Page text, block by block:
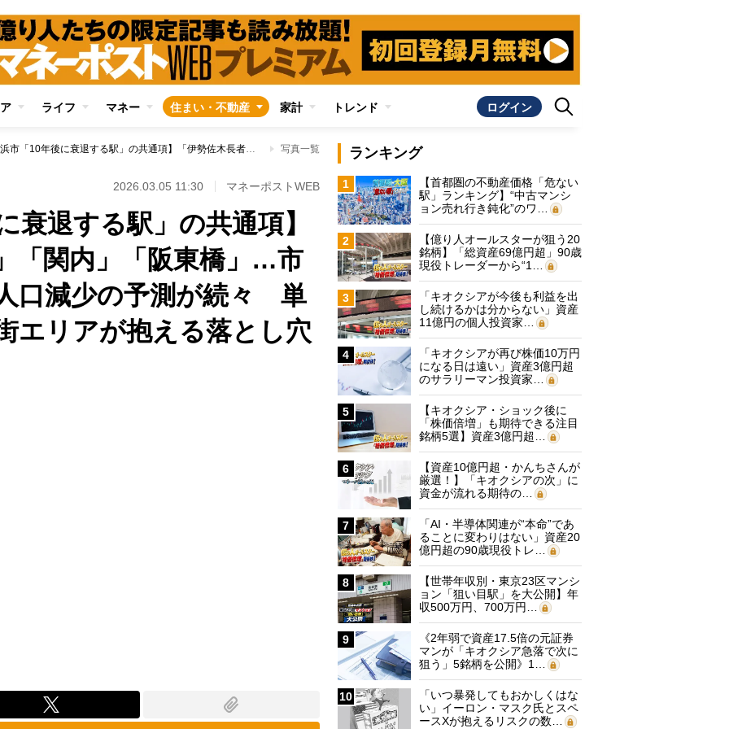
ライフ マネー 住まい・不動産 家計 トレンド ログイン
【横浜市「10年後に衰退する駅」の共通項】「伊勢佐木長者町」「関内」「阪東橋」…市内屈指の繁華街で人口減少の予測が続々 単身者に人気の繁華街エリアが抱える落とし穴 写真一覧
2026.03.05 11:30 マネーポストWEB
衰退する駅」の共通項】
「関内」「阪東橋」…市
口減少の予測が続々 単
エリアが抱える落とし穴
ランキング
1
【首都圏の不動産価格「危ない
駅」ランキング】“中古マンシ
ョン売れ行き鈍化”のワ…
2
【億り人オールスターが狙う20
銘柄】「総資産69億円超」90歳
現役トレーダーから“1…
3
「キオクシアが今後も利益を出
し続けるかは分からない」資産
11億円の個人投資家…
4
「キオクシアが再び株価10万円
になる日は遠い」資産3億円超
のサラリーマン投資家…
5
【キオクシア・ショック後に
「株価倍増」も期待できる注目
銘柄5選】資産3億円超…
6
【資産10億円超・かんちさんが
厳選！】「キオクシアの次」に
資金が流れる期待の…
7
「AI・半導体関連が“本命”であ
ることに変わりはない」資産20
億円超の90歳現役トレ…
8
【世帯年収別・東京23区マンシ
ョン「狙い目駅」を大公開】年
収500万円、700万円…
9
《2年弱で資産17.5倍の元証券
マンが「キオクシア急落で次に
狙う」5銘柄を公開》1…
10
「いつ暴発してもおかしくはな
い」イーロン・マスク氏とスペ
ースXが抱えるリスクの数…